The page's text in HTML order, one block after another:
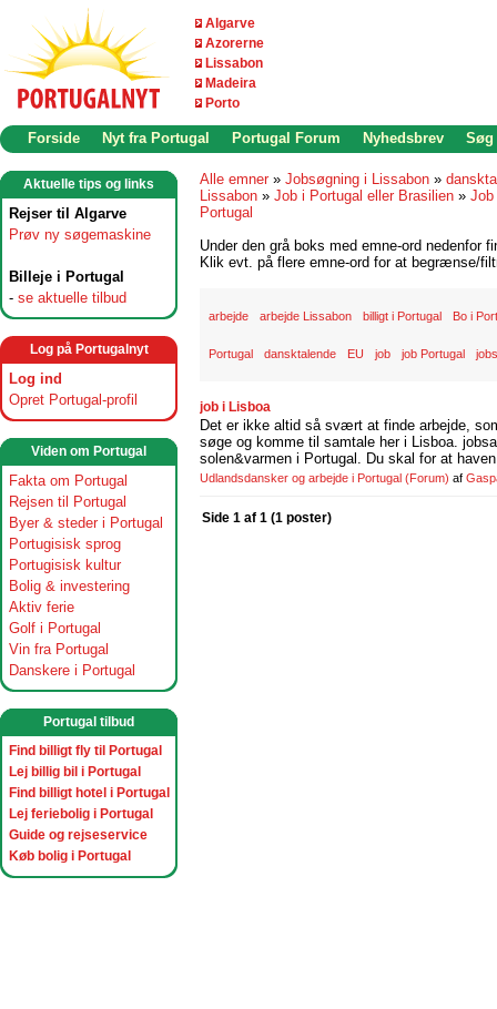
Algarve
Azorerne
Lissabon
Madeira
Porto
Forside Nyt fra Portugal Portugal Forum Nyhedsbrev Søg
Aktuelle tips og links
Rejser til Algarve
Prøv ny søgemaskine
Billeje i Portugal
- se aktuelle tilbud
Log på Portugalnyt
Log ind
Opret Portugal-profil
Viden om Portugal
Fakta om Portugal
Rejsen til Portugal
Byer & steder i Portugal
Portugisisk sprog
Portugisisk kultur
Bolig & investering
Aktiv ferie
Golf i Portugal
Vin fra Portugal
Danskere i Portugal
Portugal tilbud
Find billigt fly til Portugal
Lej billig bil i Portugal
Find billigt hotel i Portugal
Lej feriebolig i Portugal
Guide og rejseservice
Køb bolig i Portugal
Alle emner » Jobsøgning i Lissabon »
Lissabon » Job i Portugal eller Brasilien » Job
Portugal
Under den grå boks med emne-ord nedenfor
Klik evt. på flere emne-ord for at begrænse/
arbejde arbejde Lissabon billigt i Portugal Bo i
Portugal dansktalende EU job job Portugal
job i Lisboa
Det er ikke altid så svært at finde arbejde,
søge og komme til samtale her i Lisboa.
solen&varmen i Portugal. Du skal for at
Udlandsdansker og arbejde i Portugal (Forum) af
Side 1 af 1 (1 poster)